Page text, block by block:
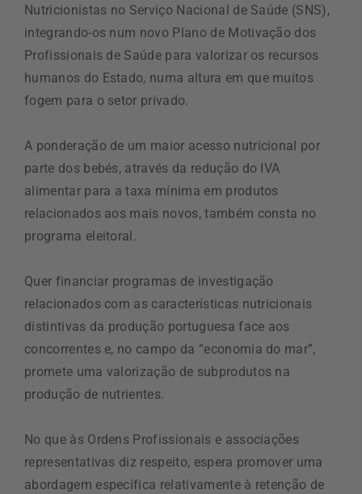
Nutricionistas no Serviço Nacional de Saúde (SNS),
integrando-os num novo Plano de Motivação dos
Profissionais de Saúde para valorizar os recursos
humanos do Estado, numa altura em que muitos
fogem para o setor privado.
A ponderação de um maior acesso nutricional por
parte dos bebés, através da redução do IVA
alimentar para a taxa mínima em produtos
relacionados aos mais novos, também consta no
programa eleitoral.
Quer financiar programas de investigação
relacionados com as características nutricionais
distintivas da produção portuguesa face aos
concorrentes e, no campo da “economia do mar”,
promete uma valorização de subprodutos na
produção de nutrientes.
No que às Ordens Profissionais e associações
representativas diz respeito, espera promover uma
abordagem específica relativamente à retenção de